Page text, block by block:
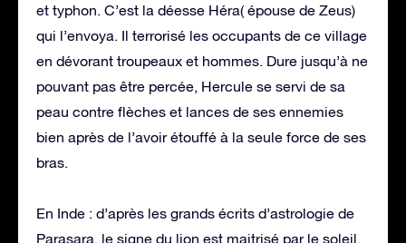
et typhon. C’est la déesse Héra( épouse de Zeus)
qui l’envoya. Il terrorisé les occupants de ce village
en dévorant troupeaux et hommes. Dure jusqu’à ne
pouvant pas être percée, Hercule se servi de sa
peau contre flèches et lances de ses ennemies
bien après de l’avoir étouffé à la seule force de ses
bras.
En Inde : d’après les grands écrits d’astrologie de
Parasara, le signe du lion est maitrisé par le soleil.